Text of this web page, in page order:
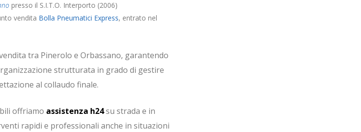
presso il S.I.T.O. Interporto (2006)
vendita Bolla Pneumatici Express, entrato nel
tra Pinerolo e Orbassano, garantendo
strutturata in grado di gestire
al collaudo finale.
offriamo assistenza h24su strada e in
rapidi e professionali anche in situazioni